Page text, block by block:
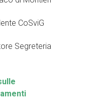
CoSviG
Segreteria